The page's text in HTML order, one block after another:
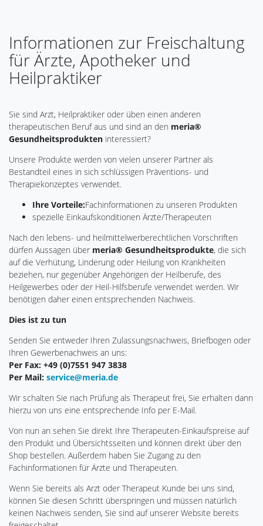
Informationen zur Freischaltung
für Ärzte, Apotheker und
Heilpraktiker
Sie sind Arzt, Heilpraktiker oder üben einen anderen
therapeutischen Beruf aus und sind an den meria®
Gesundheitsprodukten interessiert?
Unsere Produkte werden von vielen unserer Partner als
Bestandteil eines in sich schlüssigen Präventions- und
Therapiekonzeptes verwendet.
Ihre Vorteile:Fachinformationen zu unseren Produkten
spezielle Einkaufskonditionen Ärzte/Therapeuten
Nach den lebens- und heilmittelwerberechtlichen Vorschriften
dürfen Aussagen über meria® Gesundheitsprodukte, die sich
auf die Verhütung, Linderung oder Heilung von Krankheiten
beziehen, nur gegenüber Angehörigen der Heilberufe, des
Heilgewerbes oder der Heil-Hilfsberufe verwendet werden. Wir
benötigen daher einen entsprechenden Nachweis.
Dies ist zu tun
Senden Sie entweder Ihren Zulassungsnachweis, Briefbogen oder
Ihren Gewerbenachweis an uns:
Per Fax: +49 (0)7551 947 3838
Per Mail: service@meria.de
Wir schalten Sie nach Prüfung als Therapeut frei, Sie erhalten dann
hierzu von uns eine entsprechende Info per E-Mail.
Von nun an sehen Sie direkt Ihre Therapeuten-Einkaufspreise auf
den Produkt und Übersichtsseiten und können direkt über den
Shop bestellen. Außerdem haben Sie Zugang zu den
Fachinformationen für Ärzte und Therapeuten.
Wenn Sie bereits als Arzt oder Therapeut Kunde bei uns sind,
können Sie diesen Schritt überspringen und müssen natürlich
keinen Nachweis senden, Sie sind auf unserer Website bereits